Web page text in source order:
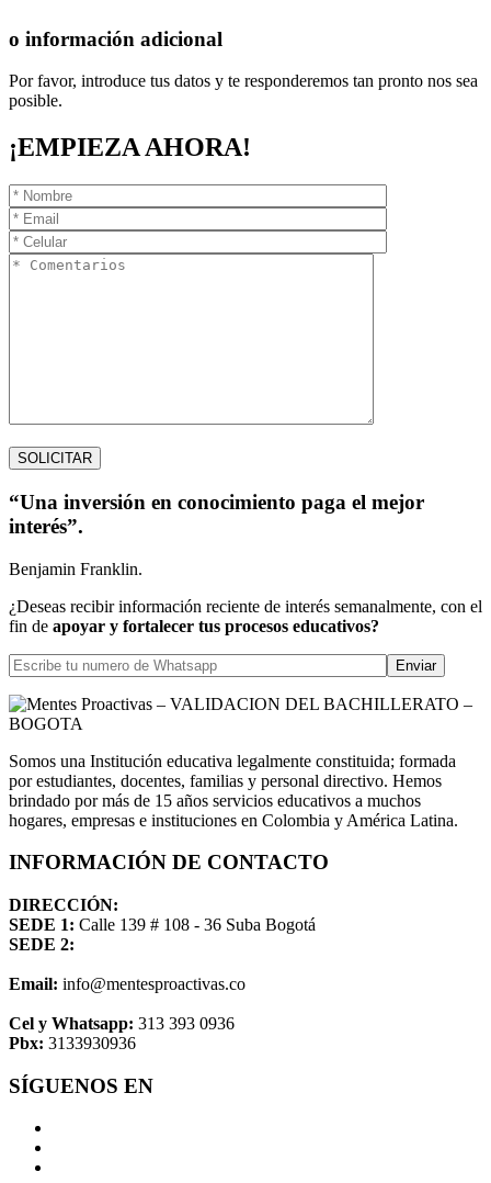
o información adicional
Por favor, introduce tus datos y te responderemos tan pronto nos sea
posible.
¡EMPIEZA AHORA!
“Una inversión en conocimiento paga el mejor
interés”.
Benjamin Franklin.
¿Deseas recibir información reciente de interés semanalmente, con el
fin de apoyar y fortalecer tus procesos educativos?
Somos una Institución educativa legalmente constituida; formada
por estudiantes, docentes, familias y personal directivo. Hemos
brindado por más de 15 años servicios educativos a muchos
hogares, empresas e instituciones en Colombia y América Latina.
INFORMACIÓN DE CONTACTO
DIRECCIÓN:
SEDE 1: Calle 139 # 108 - 36 Suba Bogotá
SEDE 2:
Email: info@mentesproactivas.co
Cel y Whatsapp: 313 393 0936
Pbx: 3133930936
SÍGUENOS EN